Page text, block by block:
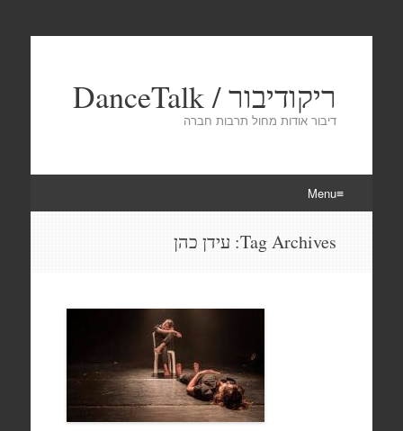
ריקודיבור / DanceTalk
דיבור אודות מחול תרבות חברה
Menu
Tag Archives: עידן כהן